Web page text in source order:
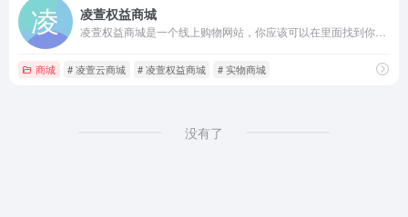
凌萱权益商城
商城 # 凌萱云商城 # 凌萱权益商城 # 实物商城
没有了